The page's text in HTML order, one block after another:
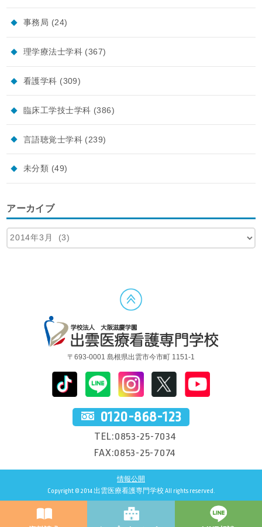
事務局 (24)
理学療法士学科 (367)
看護学科 (309)
臨床工学技士学科 (386)
言語聴覚士学科 (239)
未分類 (49)
アーカイブ
〒693-0001 島根県出雲市今市町 1151-1
0120-868-123
TEL:0853-25-7034
FAX:0853-25-7074
情報公開
Copyright © 2014 出雲医療看護専門学校 All rights reserved.